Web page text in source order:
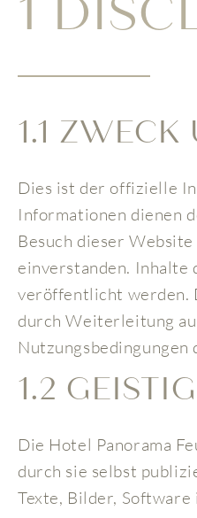
1
1.1
Dies ist der offizielle
Informationen dienen
Besuch dieser
einverstanden. Inhalte
veröffentlicht werden.
durch Weiterleitung
1.2
Die Hotel Panorama
durch sie selbst
Texte, Bilder,